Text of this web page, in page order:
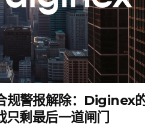
规警报解除：Diginex
只剩最后一道闸门